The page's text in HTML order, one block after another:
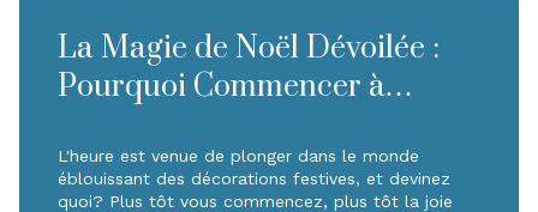
La Magie de Noël Dévoilée :
Pourquoi Commencer à
Clé du Bonheur
L'heure est venue de plonger dans le monde
éblouissant des décorations festives, et devinez
quoi? Plus tôt vous commencez, plus tôt la joie